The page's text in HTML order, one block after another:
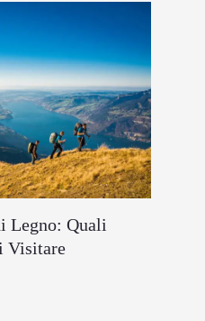
Legno: Quali
Visitare